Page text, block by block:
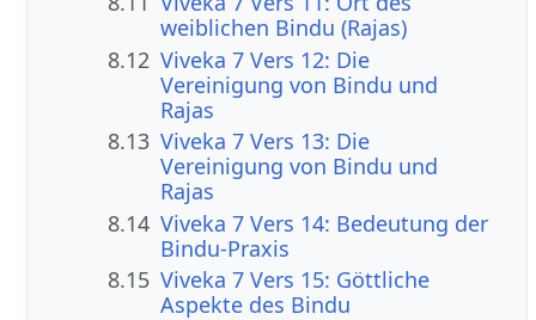
weiblichen Bindu (Rajas)
8.12 Viveka 7 Vers 12: Die
Vereinigung von Bindu und
Rajas
8.13 Viveka 7 Vers 13: Die
Vereinigung von Bindu und
Rajas
8.14 Viveka 7 Vers 14: Bedeutung der
Bindu-Praxis
8.15 Viveka 7 Vers 15: Göttliche
Aspekte des Bindu